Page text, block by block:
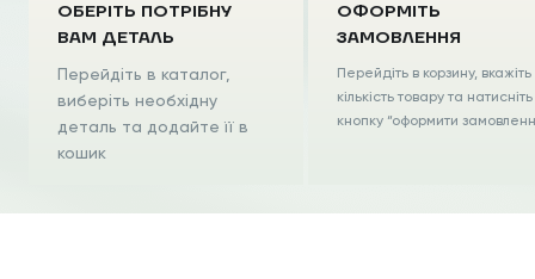
ОБЕРІТЬ ПОТРІБНУ
ВАМ ДЕТАЛЬ
Перейдіть в каталог,
виберіть необхідну
деталь та додайте її в
кошик
ОФОРМІТЬ
ЗАМОВЛЕННЯ
Перейдіть в корзину, вкажіть
кількість товару та натисніть
кнопку “оформити